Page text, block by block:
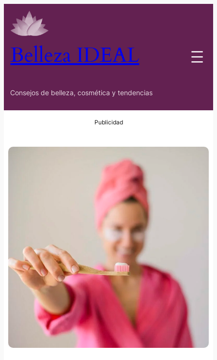
Belleza IDEAL
Consejos de belleza, cosmética y tendencias